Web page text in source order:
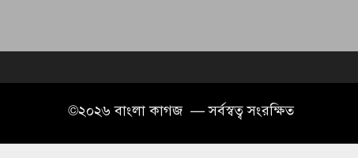
©২০২৬ বাংলা কাগজ — সর্বস্বত্ব সংরক্ষিত